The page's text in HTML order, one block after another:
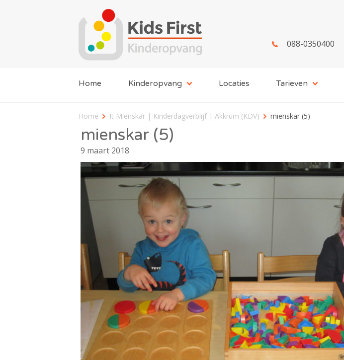
088-0350400
Home Kinderopvang Locaties Tarieven
Home It Mienskar | Kinderdagverblijf | Akkrum (KDV) mienskar (5)
mienskar (5)
9 maart 2018